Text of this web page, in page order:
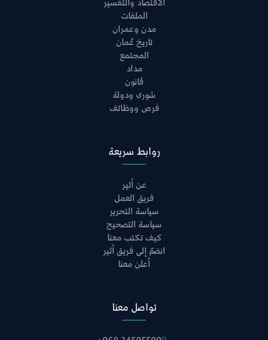
الملفات
مدن وعمران
تاريخ عُمان
المجتمع
مداد
قانون
شورى ودولة
فرص ووظائف
روابط سريعة
عن أثير
فريق العمل
سياسة التحرير
سياسة التصحيح
كيف تكتب معنا
انضمّ إلى فريق أثير
أعلن معنا
تواصل معنا